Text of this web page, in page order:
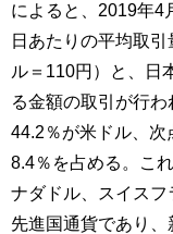
によると、2019年4
日あたりの平均取
ル＝110円）と、日
る金額の取引が行
44.2％が米ドル、
8.4％を占める。こ
ナダドル、スイス
先進国通貨であり